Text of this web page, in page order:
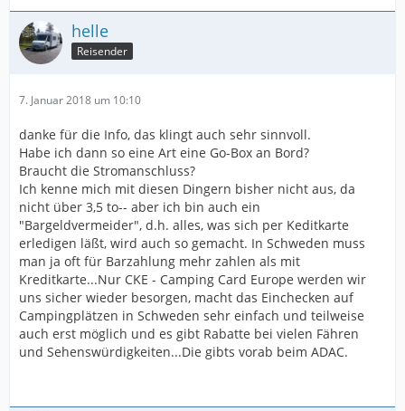
helle
Reisender
7. Januar 2018 um 10:10
danke für die Info, das klingt auch sehr sinnvoll.
Habe ich dann so eine Art eine Go-Box an Bord?
Braucht die Stromanschluss?
Ich kenne mich mit diesen Dingern bisher nicht aus, da
nicht über 3,5 to-- aber ich bin auch ein
"Bargeldvermeider", d.h. alles, was sich per Keditkarte
erledigen läßt, wird auch so gemacht. In Schweden muss
man ja oft für Barzahlung mehr zahlen als mit
Kreditkarte...Nur CKE - Camping Card Europe werden wir
uns sicher wieder besorgen, macht das Einchecken auf
Campingplätzen in Schweden sehr einfach und teilweise
auch erst möglich und es gibt Rabatte bei vielen Fähren
und Sehenswürdigkeiten...Die gibts vorab beim ADAC.